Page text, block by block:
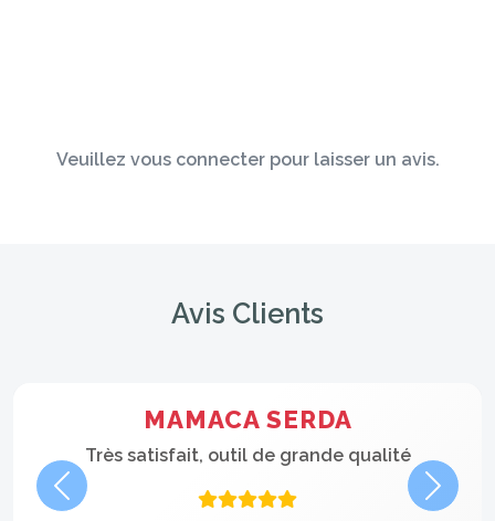
Veuillez vous connecter pour laisser un avis.
Avis Clients
MAMACA SERDA
Très satisfait, outil de grande qualité
Précédent